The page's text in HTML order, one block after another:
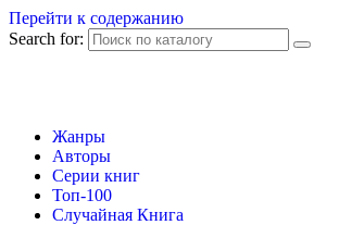
Перейти к содержанию
Search for:
Жанры
Авторы
Серии книг
Топ-100
Случайная Книга